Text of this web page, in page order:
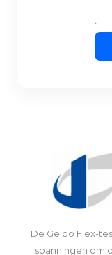
De Gelbo Flex-
spanningen om